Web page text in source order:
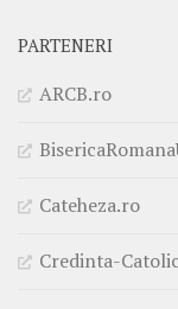
PARTENERI
ARCB.ro
Cateheza.ro
Credinta-